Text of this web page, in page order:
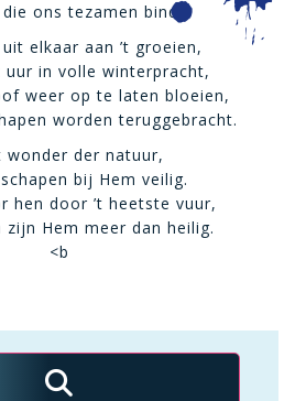
ons tezamen bindt.
elkaar aan ’t groeien,
uur in volle winterpracht,
weer op te laten bloeien,
worden teruggebracht.
wonder der natuur,
bij Hem veilig.
hen door ’t heetste vuur,
zijn Hem meer dan heilig.
<b